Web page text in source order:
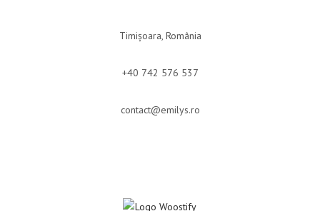
Timișoara, România
+40 742 576 537
contact@emilys.ro